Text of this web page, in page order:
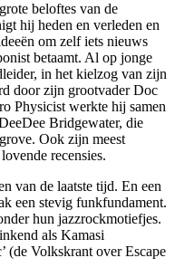
beloftes van de
hij heden en verleden en
om zelf iets nieuws
betaamt. Al op jonge
in het kielzog van zijn
door zijn grootvader Doc
Physicist werkte hij samen
Bridgewater, die
Ook zijn meest
recensies.
van de laatste tijd. En een
een stevig funkfundament.
hun jazzrockmotiefjes.
als Kamasi
(de Volkskrant over Escape